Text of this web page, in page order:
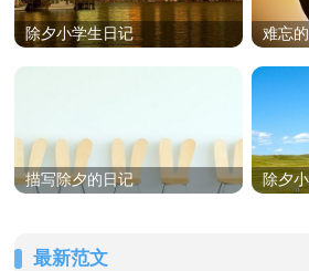
除夕小学生日记 难忘
描写除夕的日记 除夕
最新范文